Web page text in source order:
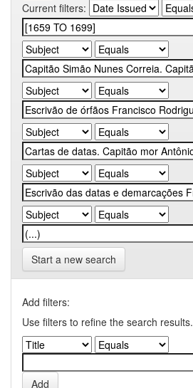
Current filters:
Start a new search
Add filters:
Use filters to refine the search results.